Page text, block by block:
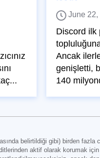
June 22,
Discord ilk
Ancak
genişletti,
140
belirtildiği gibi) birden
aktif olarak korumak